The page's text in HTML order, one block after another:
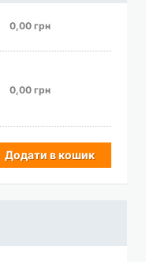
0,00 грн
0,00 грн
Додати в кошик